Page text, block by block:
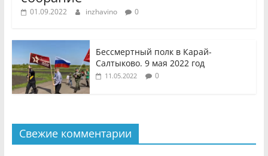
01.09.2022 inzhavino 0
Бессмертный полк в Карай-
Салтыково. 9 мая 2022 год
11.05.2022 0
Свежие комментарии